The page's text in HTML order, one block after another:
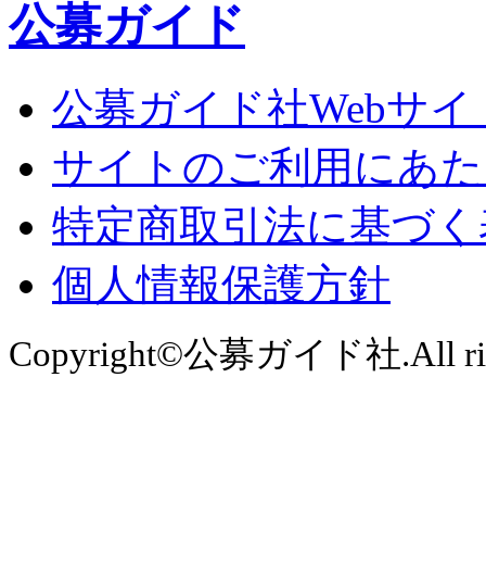
公募ガイド
公募ガイド社Webサイ
サイトのご利用にあ
特定商取引法に基づ
個人情報保護方針
Copyright©公募ガイド社.All